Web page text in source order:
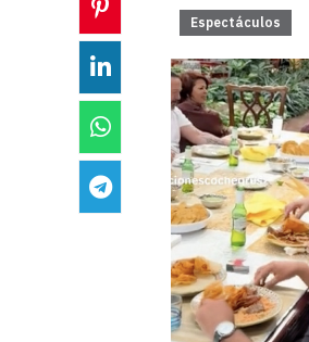
Espectáculos